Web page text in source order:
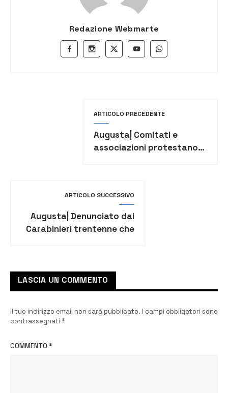
Redazione Webmarte
ARTICOLO PRECEDENTE
Augusta| Comitati e
associazioni protestano
ARTICOLO SUCCESSIVO
Augusta| Denunciato dai
Carabinieri trentenne che
LASCIA UN COMMENTO
Il tuo indirizzo email non sarà pubblicato. I campi obbligatori sono
contrassegnati *
COMMENTO *